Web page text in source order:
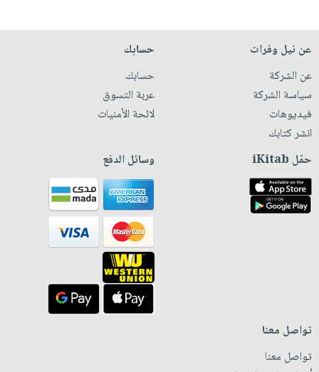
عن نيل وفرات
عن الشركة
سياسة الشركة
فيديوهات
انشر كتابك
حسابك
حسابك
عربة التسوق
لائحة الأمنيات
حمّل iKitab وسائل الدفع
تواصل معنا
تواصل معنا